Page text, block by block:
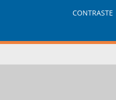
CONTRASTE